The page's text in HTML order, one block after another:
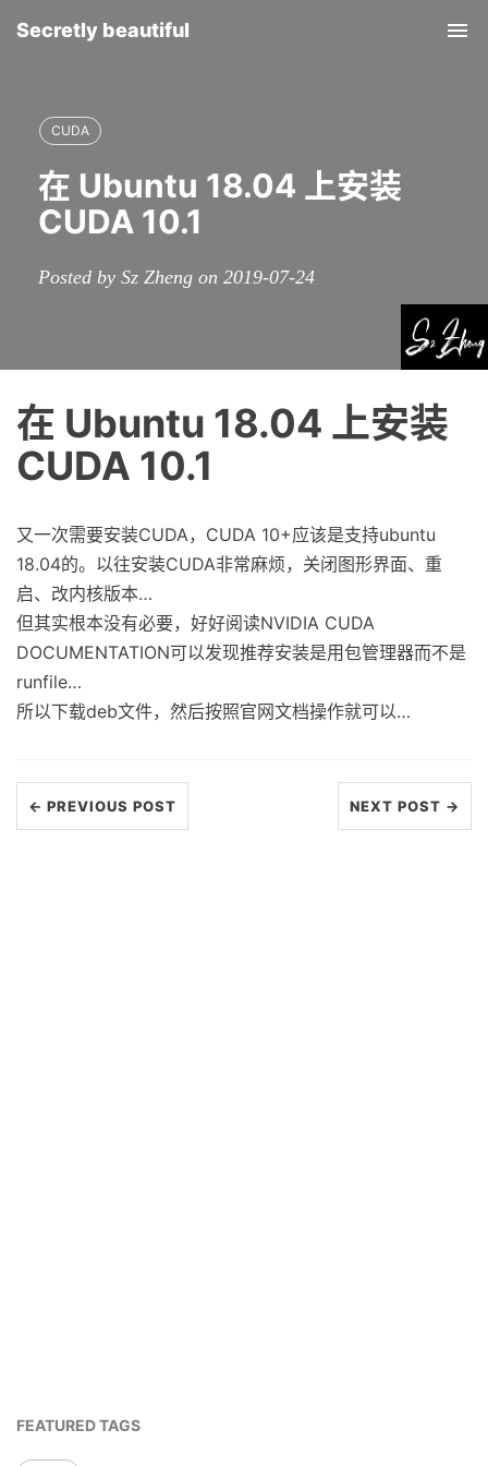
CUDA
在 Ubuntu 18.04 上安装
CUDA 10.1
Posted by Sz Zheng on 2019-07-24
Secretly beautiful
在 Ubuntu 18.04 上安装
CUDA 10.1
又一次需要安装CUDA，CUDA 10+应该是支持ubuntu
18.04的。以往安装CUDA非常麻烦，关闭图形界面、重
启、改内核版本…
但其实根本没有必要，好好阅读NVIDIA CUDA
DOCUMENTATION可以发现推荐安装是用包管理器而不是
runfile…
所以下载deb文件，然后按照官网文档操作就可以…
← PREVIOUS POST NEXT POST →
FEATURED TAGS